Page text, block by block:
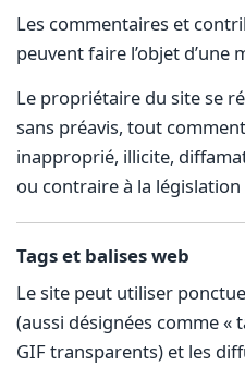
Les commentaires et
peuvent faire l’objet d’une
Le propriétaire du site se
sans préavis, tout
inapproprié, illicite,
ou contraire à la législation
Tags et balises web
Le site peut utiliser
(aussi désignées comme «
GIF transparents) et les